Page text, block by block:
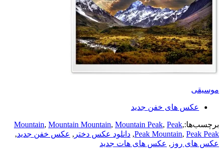
موسیقی
عکس های خفن جدید
برچسب‌ها: Mountain, Mountain Mountain, Mountain Peak, Peak,
Peak Mountain, Peak Peak
, دانلود عکس دختر , عکس خفن جدید,
عکس های روز , عکس های هات جدید